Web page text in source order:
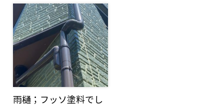
雨樋；フッソ塗料でし